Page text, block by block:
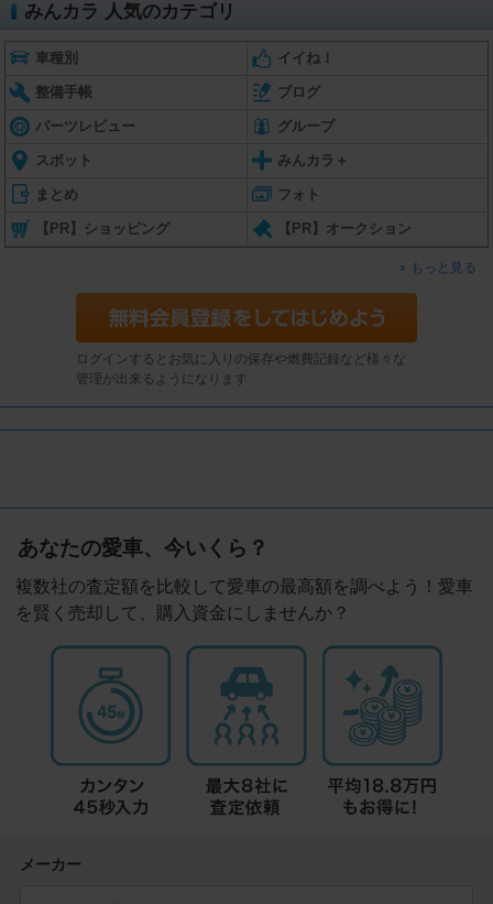
みんカラ 人気のカテゴリ
車種別 イイね！
整備手帳 ブログ
パーツレビュー グループ
スポット みんカラ＋
まとめ フォト
【PR】ショッピング 【PR】オークション
もっと見る
ログインするとお気に入りの保存や燃費記録など様々な
管理が出来るようになります
あなたの愛車、今いくら？
複数社の査定額を比較して愛車の最高額を調べよう！愛車
を賢く売却して、購入資金にしませんか？
メーカー